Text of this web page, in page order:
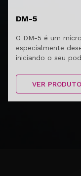
DM-5
O DM-5 é um
especialmente
iniciando o seu
VER PRODUTO